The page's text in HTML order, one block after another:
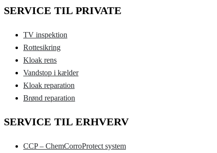
SERVICE TIL PRIVATE
TV inspektion
Rottesikring
Kloak rens
Vandstop i kælder
Kloak reparation
Brønd reparation
SERVICE TIL ERHVERV
CCP – ChemCorroProtect system